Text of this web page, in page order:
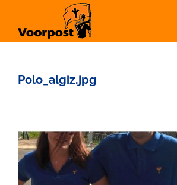
inhoud
Polo_algiz.jpg